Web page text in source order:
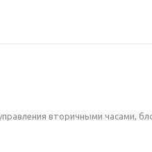
вторичными часами,